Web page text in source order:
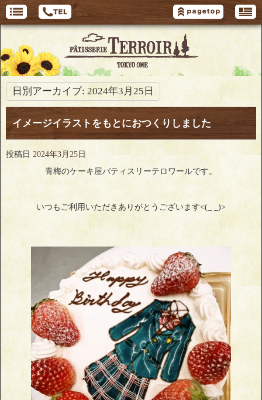
日別アーカイブ: 2024年3月25日
イメージイラストをもとにおつくりしました
投稿日 2024年3月25日
青梅のケーキ屋パティスリーテロワールです。
いつもご利用いただきありがとうございます<(_ _)>